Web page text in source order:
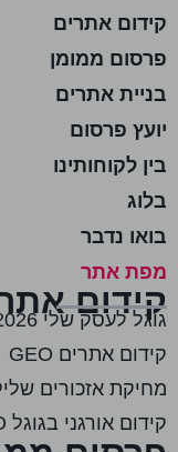
קידום אתרים
פרסום ממומן
בניית אתרים
יועץ פרסום
בין לקוחותינו
בלוג
בואו נדבר
מפת אתר
קידום
גוגל לעסק שלי 2026 – מדריך אסטרטגי
קידום אתרים GEO
מחיקת אזכורים
קידום אורגני בגוגל SEO